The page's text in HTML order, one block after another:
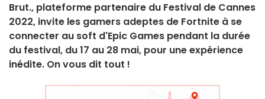
Brut., plateforme partenaire du Festival de Cannes
2022, invite les gamers adeptes de Fortnite à se
connecter au soft d'Epic Games pendant la durée
du festival, du 17 au 28 mai, pour une expérience
inédite. On vous dit tout !